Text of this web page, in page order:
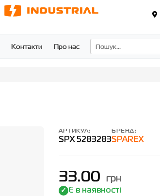
Контакти Про нас
АРТИКУЛ:
SPX 5283283
БРЕНД:
SPAREX
33.00 грн
Є в наявності